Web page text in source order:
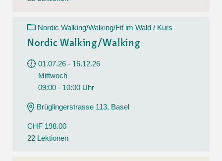
Nordic Walking/Walking/Fit im Wald / Kurs
Nordic Walking/Walking
01.07.26 - 16.12.26
Mittwoch
09:00 - 10:00 Uhr
Brüglingerstrasse 113, Basel
CHF 198.00
22 Lektionen